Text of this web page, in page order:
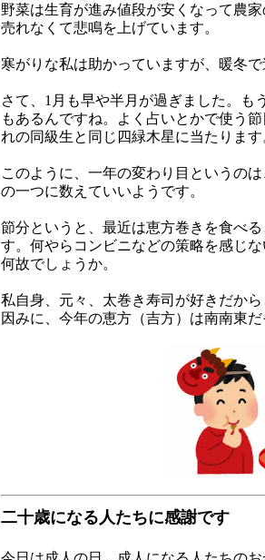
野菜は生育が進み値段が安くなって農
売れなくて悲鳴を上げています。
寒がりな私は助かっていますが、暖冬
さて、1月も早や半月が過ぎました。
もあるんですね。よく占いとかで使う
れの同級生と同じ四緑木星に当たります
このように、一年の変わり目というの
の一つに数えていいようです。
節分というと、最近は恵方巻きを食べ
す。何やらコンビニなどの策略を感じ
何故でしょうか。
私自身、元々、太巻き寿司が好きだか
因みに、今年の恵方（吉方）は南南東
二十歳になる人たちに感謝です